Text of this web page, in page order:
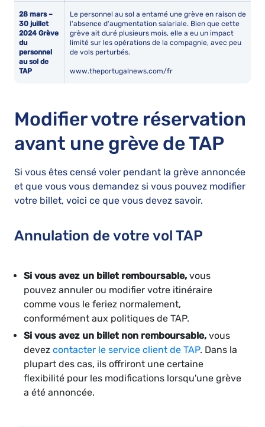
28 mars –
30 juillet
2024 Grève
du
personnel
au sol de
TAP
Le personnel au sol a entamé une grève en raison de
l'absence d'augmentation salariale. Bien que cette
grève ait duré plusieurs mois, elle a eu un impact
limité sur les opérations de la compagnie, avec peu
de vols perturbés.
www.theportugalnews.com/fr
Modifier votre réservation
avant une grève de TAP
Si vous êtes censé voler pendant la grève annoncée
et que vous vous demandez si vous pouvez modifier
votre billet, voici ce que vous devez savoir.
Annulation de votre vol TAP
Si vous avez un billet remboursable, vous
pouvez annuler ou modifier votre itinéraire
comme vous le feriez normalement,
conformément aux politiques de TAP.
Si vous avez un billet non remboursable, vous
devez contacter le service client de TAP. Dans la
plupart des cas, ils offriront une certaine
flexibilité pour les modifications lorsqu'une grève
a été annoncée.